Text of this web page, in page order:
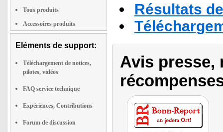
Tous produits
Accessoires produits
Eléments de support:
Téléchargement de notices,
pilotes, vidéos
FAQ service technique
Expériences, Contributions
Forum de discussion
Résultats
Avis presse,